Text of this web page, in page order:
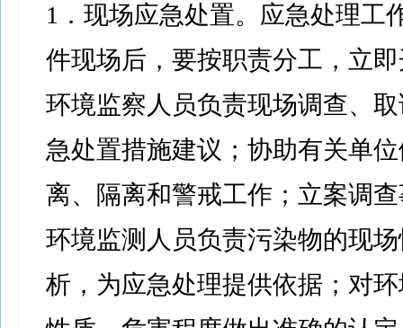
1．现场应急处置。应急处理工
件现场后，要按职责分工，立
环境监察人员负责现场调查、
急处置措施建议；协助有关单
离、隔离和警戒工作；立案调
环境监测人员负责污染物的现
析，为应急处理提供依据；对